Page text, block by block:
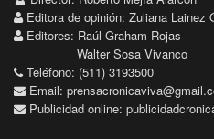
Editora de opinión: Zuliana Lainez
Editores: Raúl Graham Rojas
Walter Sosa Vivanco
Teléfono: (511) 3193500
Email:
Publicidad online: